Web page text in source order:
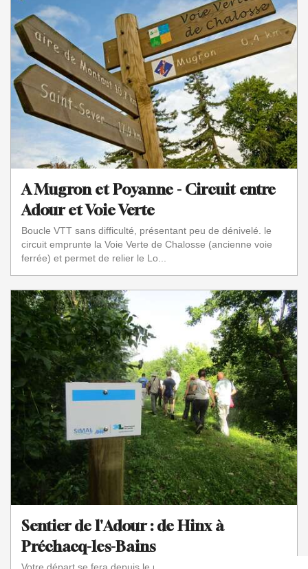
A Mugron et Poyanne - Circuit entre
Adour et Voie Verte
Boucle VTT sans difficulté, présentant peu de dénivelé. le
circuit emprunte la Voie Verte de Chalosse (ancienne voie
ferrée) et permet de relier le Lo...
Sentier de l'Adour : de Hinx à
Préchacq-les-Bains